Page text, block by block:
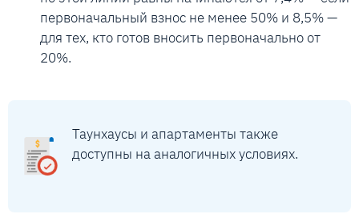
первоначальный взнос не менее 50% и 8,5% —
для тех, кто готов вносить первоначально от
20%.
Таунхаусы и апартаменты также
доступны на аналогичных условиях.